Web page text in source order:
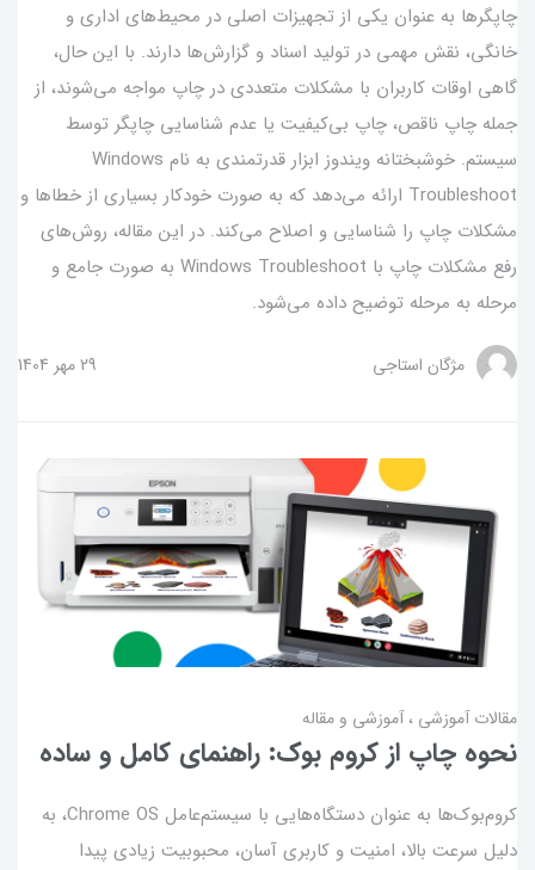
چاپگرها به عنوان یکی از تجهیزات اصلی در محیط‌های اداری و
خانگی، نقش مهمی در تولید اسناد و گزارش‌ها دارند. با این حال،
گاهی اوقات کاربران با مشکلات متعددی در چاپ مواجه می‌شوند، از
جمله چاپ ناقص، چاپ بی‌کیفیت یا عدم شناسایی چاپگر توسط
سیستم. خوشبختانه ویندوز ابزار قدرتمندی به نام Windows
Troubleshoot ارائه می‌دهد که به صورت خودکار بسیاری از خطاها و
مشکلات چاپ را شناسایی و اصلاح می‌کند. در این مقاله، روش‌های
رفع مشکلات چاپ با Windows Troubleshoot به صورت جامع و
مرحله به مرحله توضیح داده می‌شود.
مژگان استاجی 29 مهر 1404
مقالات آموزشی آموزشی و مقاله
نحوه چاپ از کروم بوک: راهنمای کامل و ساده
کروم‌بوک‌ها به عنوان دستگاه‌هایی با سیستم‌عامل Chrome OS، به
دلیل سرعت بالا، امنیت و کاربری آسان، محبوبیت زیادی پیدا